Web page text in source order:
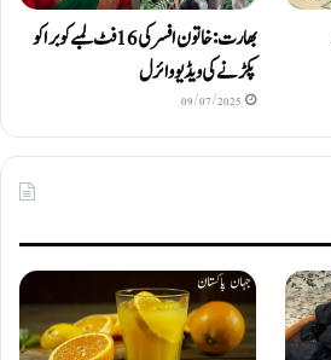
بھارت: خاتون افسر کی 16 فٹ لمبے کوبرا کو
پکڑنے کی ویڈیو وائرل
09/07/2025